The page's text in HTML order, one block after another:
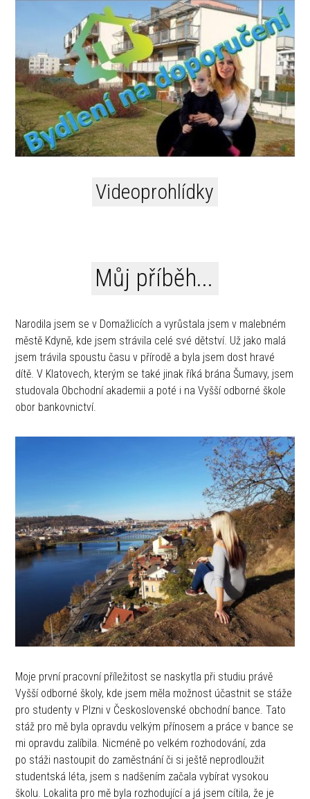
Videoprohlídky
Můj příběh...
Narodila jsem se v Domažlicích a vyrůstala jsem v malebném
městě Kdyně, kde jsem strávila celé své dětství. Už jako malá
jsem trávila spoustu času v přírodě a byla jsem dost hravé
dítě. V Klatovech, kterým se také jinak říká brána Šumavy, jsem
studovala Obchodní akademii a poté i na Vyšší odborné škole
obor bankovnictví.
Moje první pracovní příležitost se naskytla při studiu právě
Vyšší odborné školy, kde jsem měla možnost účastnit se stáže
pro studenty v Plzni v Československé obchodní bance. Tato
stáž pro mě byla opravdu velkým přínosem a práce v bance se
mi opravdu zalíbila. Nicméně po velkém rozhodování, zda
po stáži nastoupit do zaměstnání či si ještě neprodloužit
studentská léta, jsem s nadšením začala vybírat vysokou
školu. Lokalita pro mě byla rozhodující a já jsem cítila, že je